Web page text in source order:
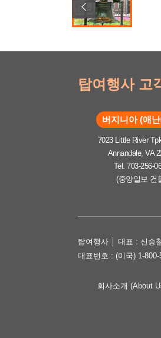
탑여행사 고
버지니아 (애
7023 Little River
Annandale, VA
Tel. 703-256-
(중앙일보 건
탑여행사 │ 대표 : 신승
대표번호 : (미국) 1-
회사소개 (About